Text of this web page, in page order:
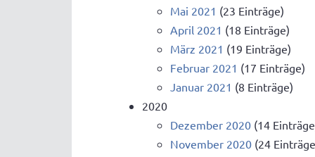
Mai 2021 (23 Einträge)
April 2021 (18 Einträge)
März 2021 (19 Einträge)
Februar 2021 (17 Einträge)
Januar 2021 (8 Einträge)
2020
Dezember 2020 (14
November 2020 (24